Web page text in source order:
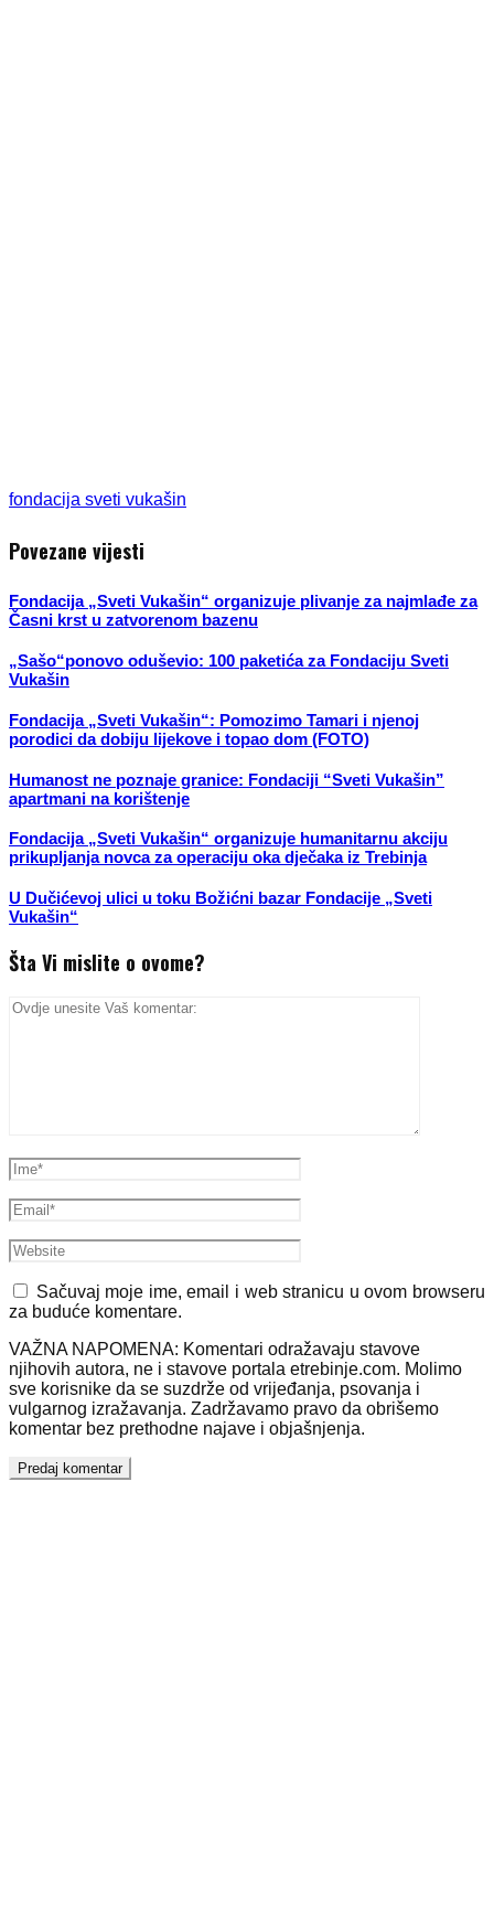
fondacija sveti vukašin
Povezane vijesti
Fondacija „Sveti Vukašin“ organizuje plivanje za najmlađe za
Časni krst u zatvorenom bazenu
„Sašo“ponovo oduševio: 100 paketića za Fondaciju Sveti
Vukašin
Fondacija „Sveti Vukašin“: Pomozimo Tamari i njenoj
porodici da dobiju lijekove i topao dom (FOTO)
Humanost ne poznaje granice: Fondaciji “Sveti Vukašin”
apartmani na korištenje
Fondacija „Sveti Vukašin“ organizuje humanitarnu akciju
prikupljanja novca za operaciju oka dječaka iz Trebinja
U Dučićevoj ulici u toku Božićni bazar Fondacije „Sveti
Vukašin“
Šta Vi mislite o ovome?
Sačuvaj moje ime, email i web stranicu u ovom browseru
za buduće komentare.
VAŽNA NAPOMENA: Komentari odražavaju stavove
njihovih autora, ne i stavove portala etrebinje.com. Molimo
sve korisnike da se suzdrže od vrijeđanja, psovanja i
vulgarnog izražavanja. Zadržavamo pravo da obrišemo
komentar bez prethodne najave i objašnjenja.